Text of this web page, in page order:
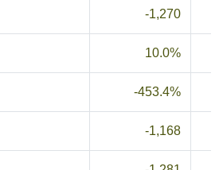
-1,270
10.0%
-453.4%
-1,168